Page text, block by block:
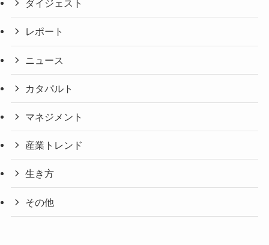
ダイジェスト
レポート
ニュース
カタパルト
マネジメント
産業トレンド
生き方
その他